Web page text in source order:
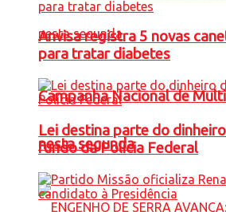
Campanha Nacional de
nesta segunda
Anvisa registra 5 novas
para tratar diabetes
Lei destina parte do
fundo da Polícia Federal